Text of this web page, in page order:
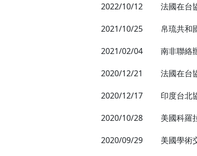
2022/10/12 法國在台
2021/10/25 帛琉共和
2021/02/04 南非聯絡
2020/12/21 法國在台
2020/12/17 印度台北
2020/10/28 美國科羅
2020/09/29 美國學術